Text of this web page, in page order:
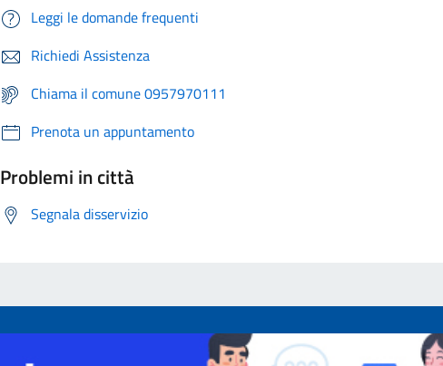
Leggi le domande frequenti
Richiedi Assistenza
Chiama il comune 0957970111
Prenota un appuntamento
Problemi in città
Segnala disservizio